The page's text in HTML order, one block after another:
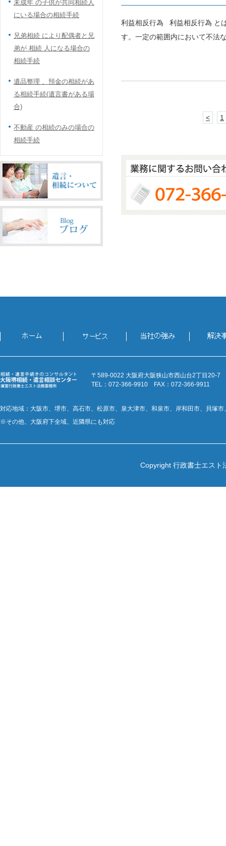
利益相反行為 利益相反行為 と
す。一定の範囲内において不法
< 1
未成年 の子供が共同相続人
にいる場合の相続手続
兄弟相続 により配偶者と兄
弟が 相続 人になる場合の
相続手続
遺品整理 、預金の相続があ
る相続手続(遺言書がある場
合)
不動産 の相続のみの場合の
相続手続
〒589-0022 大阪府大阪狭山市西山台2丁目20-7
TEL：072-366-9910 FAX：072-366-9911
対応地域：大阪市、堺市、高石市、松原市、泉大津市、和泉市、岸和田市、貝塚
※その他、大阪府下全域、近隣県にも対応
Copyright 行政書士エス